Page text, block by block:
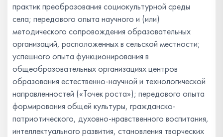
практик преобразования социокультурной среды
села; передового опыта научного и (или)
методического сопровождения образовательных
организаций, расположенных в сельской местности;
успешного опыта функционирования в
общеобразовательных организациях центров
образования естественно-научной и технологической
направленностей («Точек роста»); передового опыта
формирования общей культуры, гражданско-
патриотического, духовно-нравственного воспитания,
интеллектуального развития, становления творческих